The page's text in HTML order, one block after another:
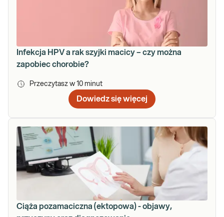
Infekcja HPV a rak szyjki macicy – czy można
zapobiec chorobie?
Przeczytasz w 10 minut
Dowiedz się więcej
Ciąża pozamaciczna (ektopowa) - objawy,